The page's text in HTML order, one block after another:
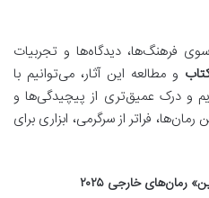
فرهنگ‌ها، دیدگاه‌ها و تجربیات
و مطالعه این آثار، می‌توانیم با
و درک عمیق‌تری از پیچیدگی‌ها و
فراتر از سرگرمی، ابزاری برای
رمان‌های خارجی ۲۰۲۵